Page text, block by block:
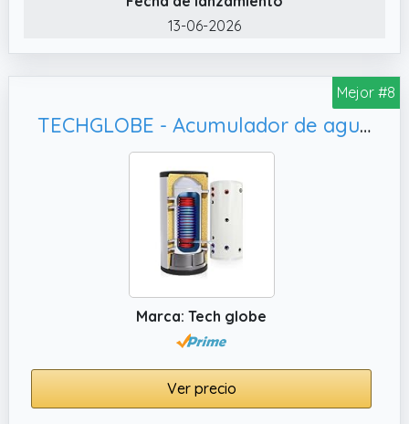
13-06-2026
Mejor #8
TECHGLOBE - Acumulador de agua caliente - 2 intercambiadores de calor (1,4 m²) - acer inoxidable - bajo consumo energético - aislamiento de 50 mm - Termo vertical (200 L)
Marca: Tech globe
Ver precio